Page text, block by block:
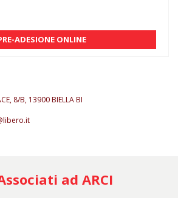
ADESIONE ONLINE
8/B, 13900 BIELLA BI
ad ARCI